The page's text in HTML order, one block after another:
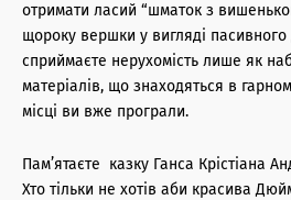
Архітектурні послуги
Управління нерухомістю
отримати ласий “шматок з
щороку вершки у вигляді
сприймаєте нерухомість лише як
матеріалів, що знаходяться в
місці ви вже програли.
Пам’ятаєте казку Ганса Крістіана
Хто тільки не хотів аби красива